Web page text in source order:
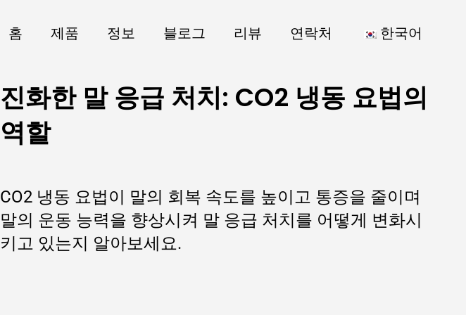
홈 제품 정보 블로그 리뷰 연락처 한국어
진화한 말 응급 처치: CO2 냉동 요법의
역할
CO2 냉동 요법이 말의 회복 속도를 높이고 통증을 줄이며
말의 운동 능력을 향상시켜 말 응급 처치를 어떻게 변화시
키고 있는지 알아보세요.